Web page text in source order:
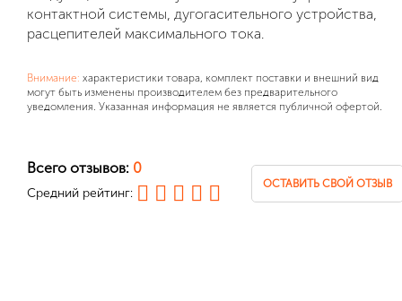
контактной системы, дугогасительного устройства,
расцепителей максимального тока.
Внимание: характеристики товара, комплект поставки и внешний вид
могут быть изменены производителем без предварительного
уведомления. Указанная информация не является публичной офертой.
Всего отзывов: 0
Средний рейтинг:
ОСТАВИТЬ СВОЙ ОТЗЫВ